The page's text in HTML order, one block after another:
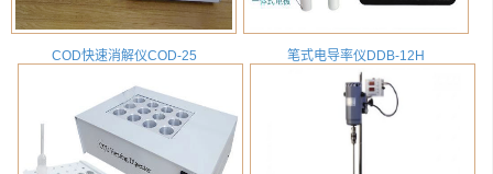
COD快速消解仪COD-25 笔式电导率仪DDB-12H